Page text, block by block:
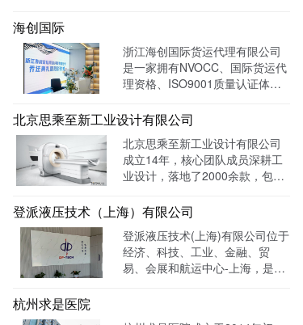
品展示的主要目的，目前全网曝
光量：992915次。
海创国际
浙江海创国际货运代理有限公司
是一家拥有NVOCC、国际货运代
理资格、ISO9001质量认证体系
公司。 官网上线一年多，全网曝
光量：226958次。
北京思乘至新工业设计有限公司
北京思乘至新工业设计有限公司
成立14年，核心团队成员深耕工
业设计，落地了2000余款，包括
功案例。选择LTD枢纽云搭建升
级数字化官网，提高品牌形象和
专业度。目前官网运行全网曝光
数已达到208W+
登派液压技术（上海）有限公司
登派液压技术(上海)有限公司位于
经济、科技、工业、金融、贸
易、会展和航运中心-上海，是一
杭州求是医院